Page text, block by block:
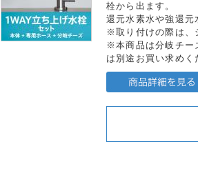
栓から出ます。
還元水素水や強還元
※取り付けの際は、
※本商品は分岐チー
は別途お買い求めく